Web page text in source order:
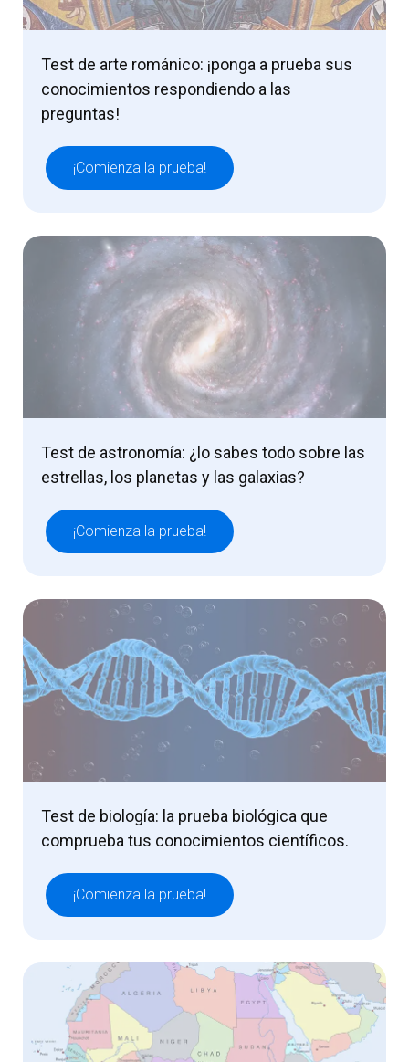
Test de arte románico: ¡ponga a prueba sus
conocimientos respondiendo a las
preguntas!
¡Comienza la prueba!
Test de astronomía: ¿lo sabes todo sobre las
estrellas, los planetas y las galaxias?
¡Comienza la prueba!
Test de biología: la prueba biológica que
comprueba tus conocimientos científicos.
¡Comienza la prueba!